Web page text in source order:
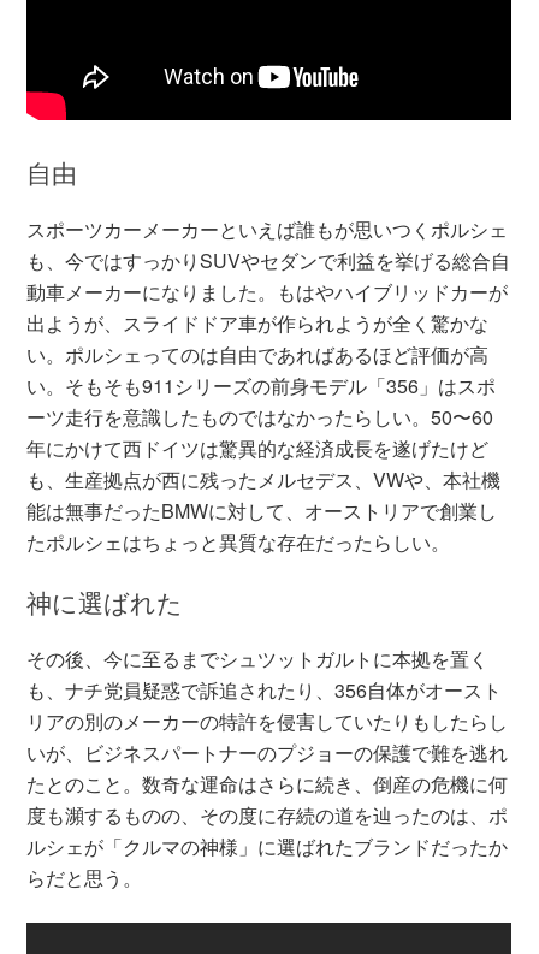
自由
スポーツカーメーカーといえば誰もが思いつくポルシェ
も、今ではすっかりSUVやセダンで利益を挙げる総合自
動車メーカーになりました。もはやハイブリッドカーが
出ようが、スライドドア車が作られようが全く驚かな
い。ポルシェってのは自由であればあるほど評価が高
い。そもそも911シリーズの前身モデル「356」はスポ
ーツ走行を意識したものではなかったらしい。50〜60
年にかけて西ドイツは驚異的な経済成長を遂げたけど
も、生産拠点が西に残ったメルセデス、VWや、本社機
能は無事だったBMWに対して、オーストリアで創業し
たポルシェはちょっと異質な存在だったらしい。
神に選ばれた
その後、今に至るまでシュツットガルトに本拠を置く
も、ナチ党員疑惑で訴追されたり、356自体がオースト
リアの別のメーカーの特許を侵害していたりもしたらし
いが、ビジネスパートナーのプジョーの保護で難を逃れ
たとのこと。数奇な運命はさらに続き、倒産の危機に何
度も瀕するものの、その度に存続の道を辿ったのは、ポ
ルシェが「クルマの神様」に選ばれたブランドだったか
らだと思う。